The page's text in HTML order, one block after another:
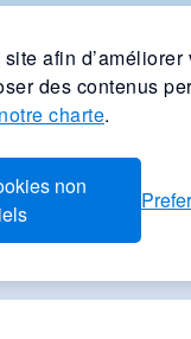
afin d’améliorer
des contenus
charte.
non